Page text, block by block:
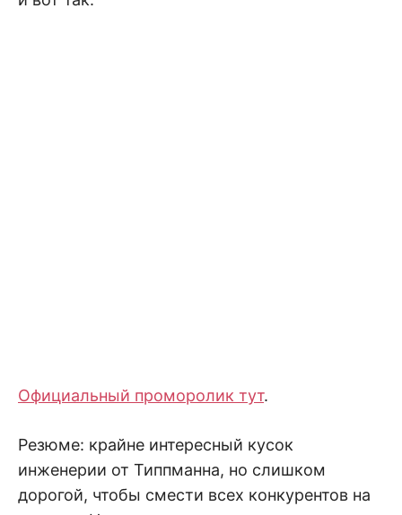
Официальный проморолик тут.
Резюме: крайне интересный кусок
инженерии от Типпманна, но слишком
дорогой, чтобы смести всех конкурентов на